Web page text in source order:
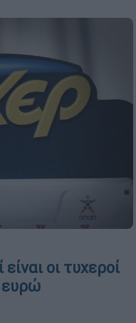
οι τυχεροί
ευρώ